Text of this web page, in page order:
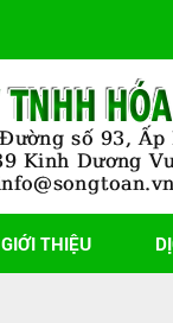
GIỚI THIỆU